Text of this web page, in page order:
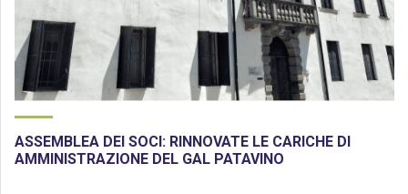
ASSEMBLEA DEI SOCI: RINNOVATE LE CARICHE DI
AMMINISTRAZIONE DEL GAL PATAVINO